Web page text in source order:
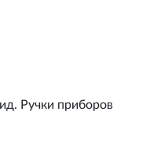
Ручки приборов